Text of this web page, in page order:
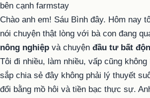
Chào anh em! Sáu Bình đây. Hôm nay
nói chuyện thật lòng với bà con đang
nông nghiệp và chuyện đầu tư bất
Tôi đi nhiều, làm nhiều, vấp cũng
sắp chia sẻ đây không phải lý thuyết
đổi bằng mồ hôi và tiền bạc thực sự.